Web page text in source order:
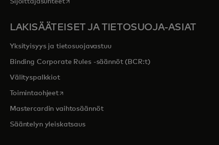
Sijoittajasuhteet
LAKISÄÄTEISET JA TIETOSUOJA-ASIAT
Yksityisyys ja tietosuojavastuu
Binding Corporate Rules -säännöt (BCR:t)
Välityspalkkiot
Toimintaohjeetopens in a new tab
Mastercardin vaihtosäännöt
Sääntelyn yleiskatsaus